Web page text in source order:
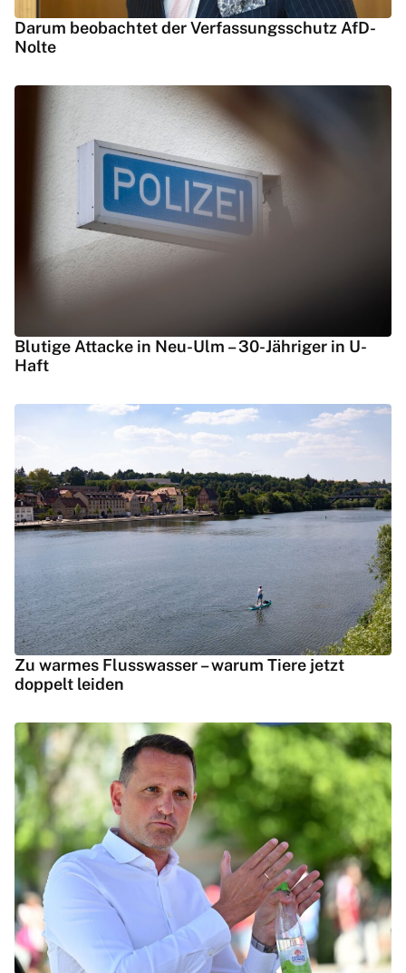
Darum beobachtet der Verfassungsschutz AfD-
Nolte
Blutige Attacke in Neu-Ulm – 30-Jähriger in U-
Haft
Zu warmes Flusswasser – warum Tiere jetzt
doppelt leiden